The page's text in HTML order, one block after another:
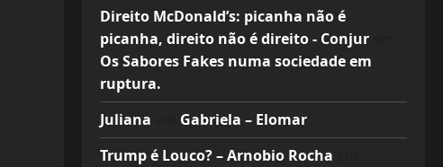
Direito McDonald’s: picanha não é
picanha, direito não é direito - Conjurem
Os Sabores Fakes numa sociedade em
ruptura.
Juliana
Gabriela – Elomar
Trump é Louco? – Arnobio Rocha